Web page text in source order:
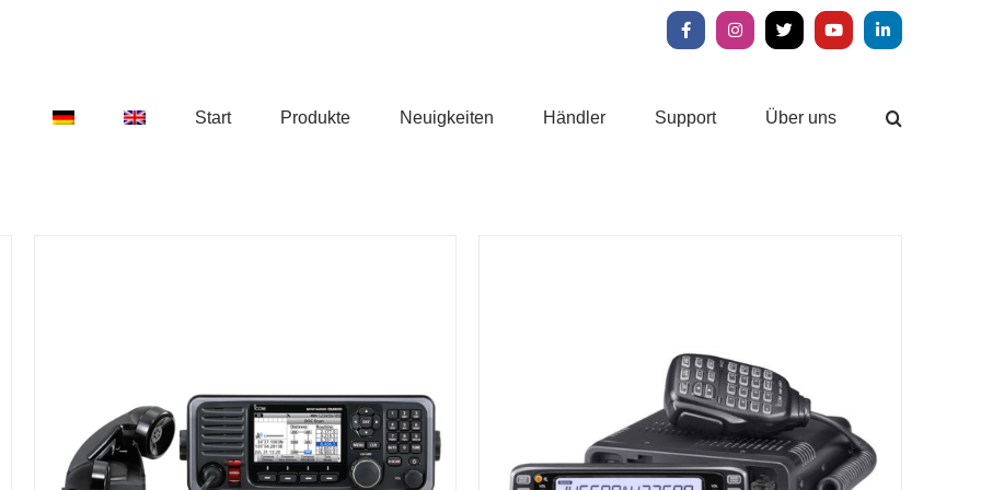
FacebookInstagram
X YouTubeLinkedIn
Start Produkte Neuigkeiten Händler Support Über uns
DETAILS